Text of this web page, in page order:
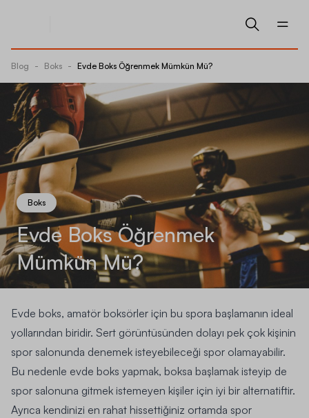
Blog - Boks - Evde Boks Öğrenmek Mümkün Mü?
Boks
Evde Boks Öğrenmek
Mümkün Mü?
Evde boks, amatör boksörler için bu spora başlamanın ideal
yollarından biridir. Sert görüntüsünden dolayı pek çok kişinin
spor salonunda denemek isteyebileceği spor olamayabilir.
Bu nedenle evde boks yapmak, boksa başlamak isteyip de
spor salonuna gitmek istemeyen kişiler için iyi bir alternatiftir.
Ayrıca kendinizi en rahat hissettiğiniz ortamda spor